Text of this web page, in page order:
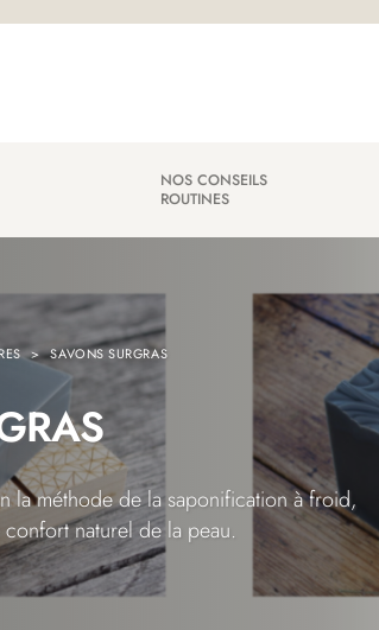
NOS CONSEILS
ROUTINES
SAVONS SURGRAS
la méthode de la saponification à froid,
naturel de la peau.